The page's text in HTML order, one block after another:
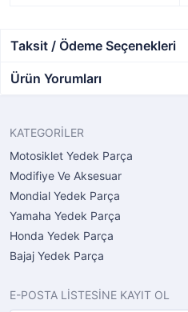
Taksit / Ödeme Seçenekleri
Ürün Yorumları
KATEGORİLER
Motosiklet Yedek Parça
Modifiye Ve Aksesuar
Mondial Yedek Parça
Yamaha Yedek Parça
Honda Yedek Parça
Bajaj Yedek Parça
E-POSTA LİSTESİNE KAYIT OL